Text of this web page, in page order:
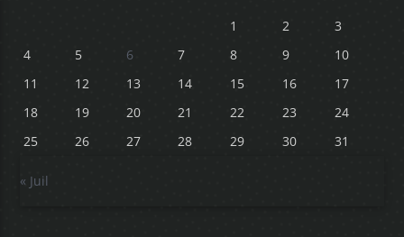
1 2
3
4
5 6 7 8 9
10
11
12 13 14 15 16
17
18
19 20 21 22 23
24
25
26 27 28 29 30 31
« Juil